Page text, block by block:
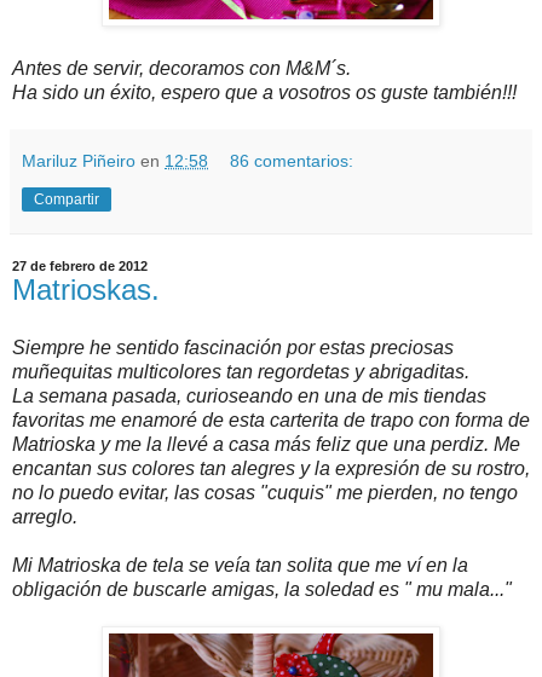
Antes de servir, decoramos con M&M´s.
Ha sido un éxito, espero que a vosotros os guste también!!!
Mariluz Piñeiro en 12:58 86 comentarios:
Compartir
27 de febrero de 2012
Matrioskas.
Siempre he sentido fascinación por estas preciosas
muñequitas multicolores tan regordetas y abrigaditas.
La semana pasada, curioseando en una de mis tiendas
favoritas me enamoré de esta carterita de trapo con forma de
Matrioska y me la llevé a casa más feliz que una perdiz. Me
encantan sus colores tan alegres y la expresión de su rostro,
no lo puedo evitar, las cosas "cuquis" me pierden, no tengo
arreglo.
Mi Matrioska de tela se veía tan solita que me ví en la
obligación de buscarle amigas, la soledad es " mu mala..."